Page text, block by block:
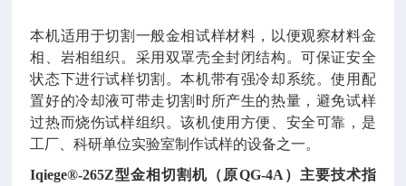
本机适用于切割一般金相试样材料，以便观察材料金
相、岩相组织。采用双罩壳全封闭结构。可保证安全
状态下进行试样切割。本机带有强冷却系统。使用配
置好的冷却液可带走切割时所产生的热量，避免试样
过热而烧伤试样组织。该机使用方便、安全可靠，是
工厂、科研单位实验室制作试样的设备之一。
Iqiege®-265Z型金相切割机（原QG-4A）主要技术指